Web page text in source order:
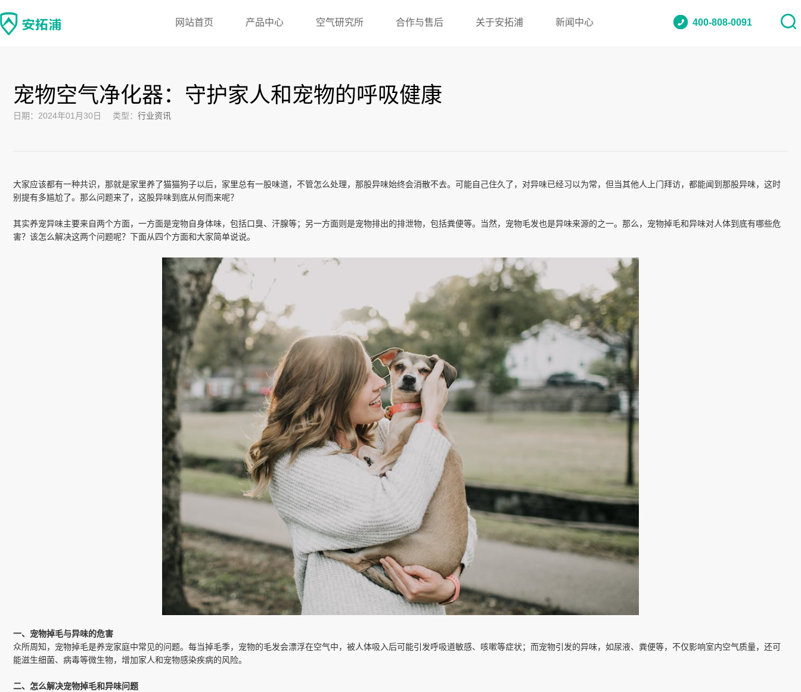
400-808-0091
网站首页 产品中心 空气研究所 合作与售后 关于安拓浦 新闻中心
宠物空气净化器：守护家人和宠物的呼吸健康
日期：2024年01月30日 类型： 行业资讯
大家应该都有一种共识，那就是家里养了猫猫狗子以后，家里总有一股味道，不管怎么处理，那股异味始终会消散不去。可能自己住久了，对异味已经习以为常，但当其他人上门拜访，都能闻到那股异味，这时
别提有多尴尬了。那么问题来了，这股异味到底从何而来呢？
其实养宠异味主要来自两个方面，一方面是宠物自身体味，包括口臭、汗腺等；另一方面则是宠物排出的排泄物，包括粪便等。当然，宠物毛发也是异味来源的之一。那么，宠物掉毛和异味对人体到底有哪些危
害？该怎么解决这两个问题呢？下面从四个方面和大家简单说说。
一、宠物掉毛与异味的危害
众所周知，宠物掉毛是养宠家庭中常见的问题。每当掉毛季，宠物的毛发会漂浮在空气中，被人体吸入后可能引发呼吸道敏感、咳嗽等症状；而宠物引发的异味，如尿液、粪便等，不仅影响室内空气质量，还可
能滋生细菌、病毒等微生物，增加家人和宠物感染疾病的风险。
二、怎么解决宠物掉毛和异味问题